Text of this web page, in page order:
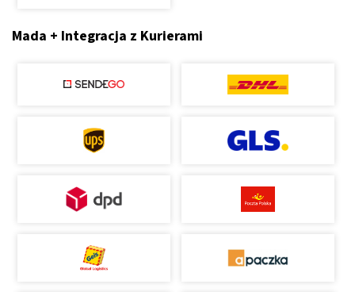
Mada + Integracja z Kurierami